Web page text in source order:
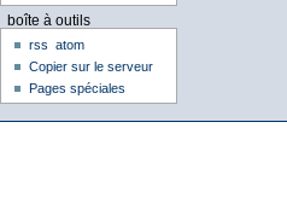
boîte à outils
rss
atom
Copier sur le serveur
Pages spéciales